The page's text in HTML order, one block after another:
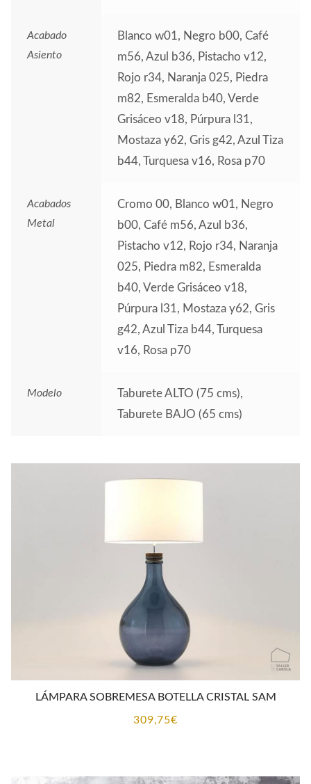
Acabado
Asiento
Blanco w01, Negro b00, Café
m56, Azul b36, Pistacho v12,
Rojo r34, Naranja 025, Piedra
m82, Esmeralda b40, Verde
Grisáceo v18, Púrpura l31,
Mostaza y62, Gris g42, Azul Tiza
b44, Turquesa v16, Rosa p70
Acabados
Metal
Cromo 00, Blanco w01, Negro
b00, Café m56, Azul b36,
Pistacho v12, Rojo r34, Naranja
025, Piedra m82, Esmeralda
b40, Verde Grisáceo v18,
Púrpura l31, Mostaza y62, Gris
g42, Azul Tiza b44, Turquesa
v16, Rosa p70
Modelo
Taburete ALTO (75 cms),
Taburete BAJO (65 cms)
LÁMPARA SOBREMESA BOTELLA CRISTAL SAM
309,75€